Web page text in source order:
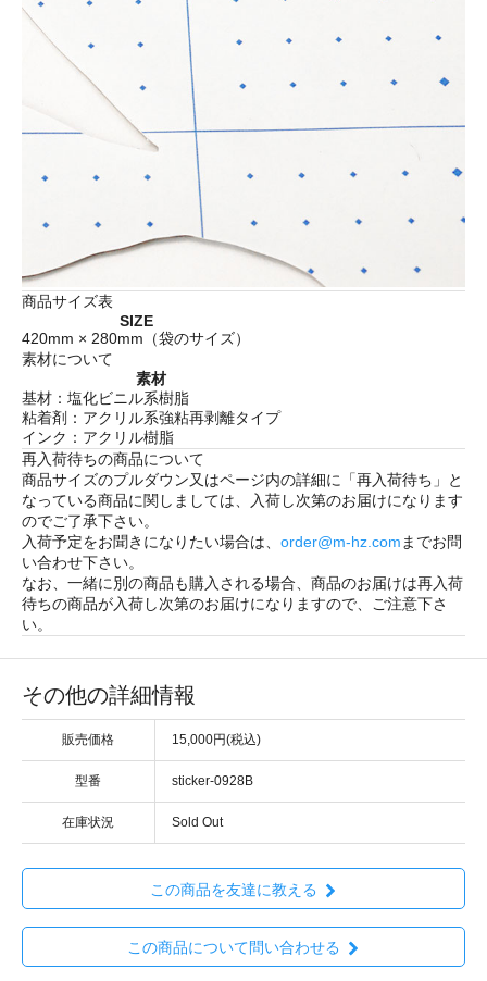
商品サイズ表
SIZE
420mm × 280mm（袋のサイズ）
素材について
素材
基材：塩化ビニル系樹脂
粘着剤：アクリル系強粘再剥離タイプ
インク：アクリル樹脂
再入荷待ちの商品について
商品サイズのプルダウン又はページ内の詳細に「再入荷待ち 」と
なっている商品に関しましては、入荷し次第のお届けになります
のでご了承下さい。
入荷予定をお聞きになりたい場合は、 order@m-hz.comまでお問
い合わせ下さい。
なお、一緒に別の商品も購入される場合、商品のお届けは再入荷
待ちの商品が入荷し次第のお届けになりますので、ご注意下さ
い。
その他の詳細情報
販売価格 15,000円(税込)
型番 sticker-0928B
在庫状況 Sold Out
この商品を友達に教える
この商品について問い合わせる